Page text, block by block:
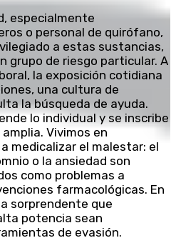
especialmente
o personal de quirófano,
a estas sustancias,
grupo de riesgo particular. A
la exposición cotidiana
una cultura de
la búsqueda de ayuda.
lo individual y se inscribe
Vivimos en
medicalizar el malestar: el
o la ansiedad son
como problemas a
farmacológicas. En
sorprendente que
potencia sean
de evasión.